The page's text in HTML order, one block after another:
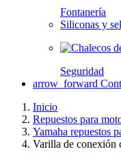
Fontanería
Siliconas y
Seguridad
arrow_forward
Inicio
Repuestos para
Yamaha repuestos
Varilla de conexión